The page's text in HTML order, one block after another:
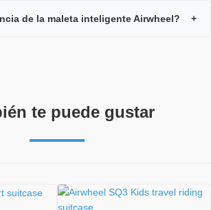
de la maleta inteligente Airwheel? +
te puede gustar